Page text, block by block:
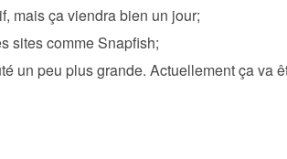
mais ça viendra bien un jour;
sites comme Snapfish;
un peu plus grande. Actuellement ça va